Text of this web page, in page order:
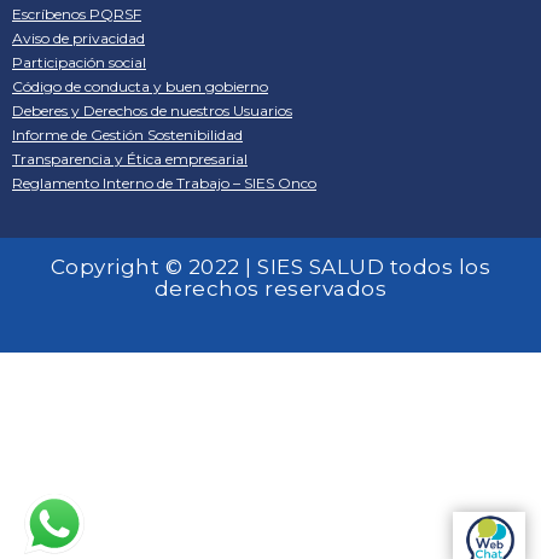
Escríbenos PQRSF
Aviso de privacidad
Participación social
Código de conducta y buen gobierno
Deberes y Derechos de nuestros Usuarios
Informe de Gestión Sostenibilidad
Transparencia y Ética empresarial
Reglamento Interno de Trabajo – SIES Onco
Copyright © 2022 | SIES SALUD todos los
derechos reservados